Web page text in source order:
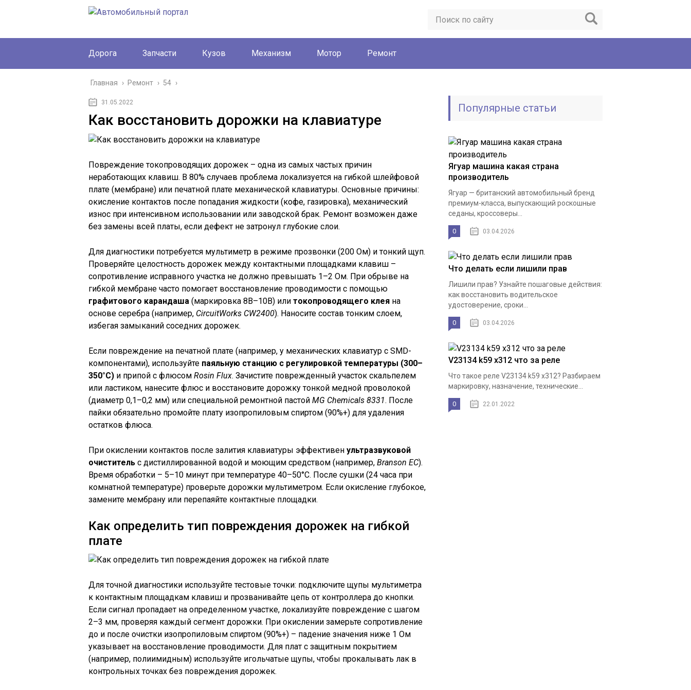
Дорога Запчасти Кузов Механизм Мотор Ремонт
Главная › Ремонт › 54 ›
31.05.2022
Как восстановить дорожки на клавиатуре
Повреждение токопроводящих дорожек – одна из самых частых причин
неработающих клавиш. В 80% случаев проблема локализуется на гибкой шлейфовой
плате (мембране) или печатной плате механической клавиатуры. Основные причины:
окисление контактов после попадания жидкости (кофе, газировка), механический
износ при интенсивном использовании или заводской брак. Ремонт возможен даже
без замены всей платы, если дефект не затронул глубокие слои.
Для диагностики потребуется мультиметр в режиме прозвонки (200 Ом) и тонкий щуп.
Проверяйте целостность дорожек между контактными площадками клавиш –
сопротивление исправного участка не должно превышать 1–2 Ом. При обрыве на
гибкой мембране часто помогает восстановление проводимости с помощью
графитового карандаша (маркировка 8B–10B) или токопроводящего клея на
основе серебра (например, CircuitWorks CW2400). Наносите состав тонким слоем,
избегая замыканий соседних дорожек.
Если повреждение на печатной плате (например, у механических клавиатур с SMD-
компонентами), используйте паяльную станцию с регулировкой температуры (300–
350°C) и припой с флюсом Rosin Flux. Зачистите поврежденный участок скальпелем
или ластиком, нанесите флюс и восстановите дорожку тонкой медной проволокой
(диаметр 0,1–0,2 мм) или специальной ремонтной пастой MG Chemicals 8331. После
пайки обязательно промойте плату изопропиловым спиртом (90%+) для удаления
остатков флюса.
При окислении контактов после залития клавиатуры эффективен ультразвуковой
очиститель с дистиллированной водой и моющим средством (например, Branson EC).
Время обработки – 5–10 минут при температуре 40–50°C. После сушки (24 часа при
комнатной температуре) проверьте дорожки мультиметром. Если окисление глубокое,
замените мембрану или перепаяйте контактные площадки.
Как определить тип повреждения дорожек на гибкой
плате
Для точной диагностики используйте тестовые точки: подключите щупы мультиметра
к контактным площадкам клавиш и прозванивайте цепь от контроллера до кнопки.
Если сигнал пропадает на определенном участке, локализуйте повреждение с шагом
2–3 мм, проверяя каждый сегмент дорожки. При окислении замерьте сопротивление
до и после очистки изопропиловым спиртом (90%+) – падение значения ниже 1 Ом
указывает на восстановление проводимости. Для плат с защитным покрытием
(например, полиимидным) используйте игольчатые щупы, чтобы прокалывать лак в
контрольных точках без повреждения дорожек.
Популярные статьи
Ягуар машина какая страна
производитель
Ягуар — британский автомобильный бренд
премиум-класса, выпускающий роскошные
седаны, кроссоверы...
0 03.04.2026
Что делать если лишили прав
Лишили прав? Узнайте пошаговые действия:
как восстановить водительское
удостоверение, сроки...
0 03.04.2026
V23134 k59 x312 что за реле
Что такое реле V23134 k59 x312? Разбираем
маркировку, назначение, технические...
0 22.01.2022